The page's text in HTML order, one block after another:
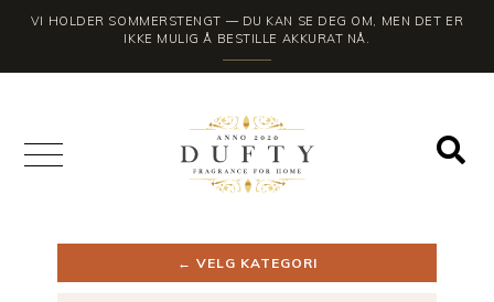
VI HOLDER SOMMERSTENGT — DU KAN SE DEG OM, MEN DET ER
IKKE MULIG Å BESTILLE AKKURAT NÅ.
← VELG KATEGORI